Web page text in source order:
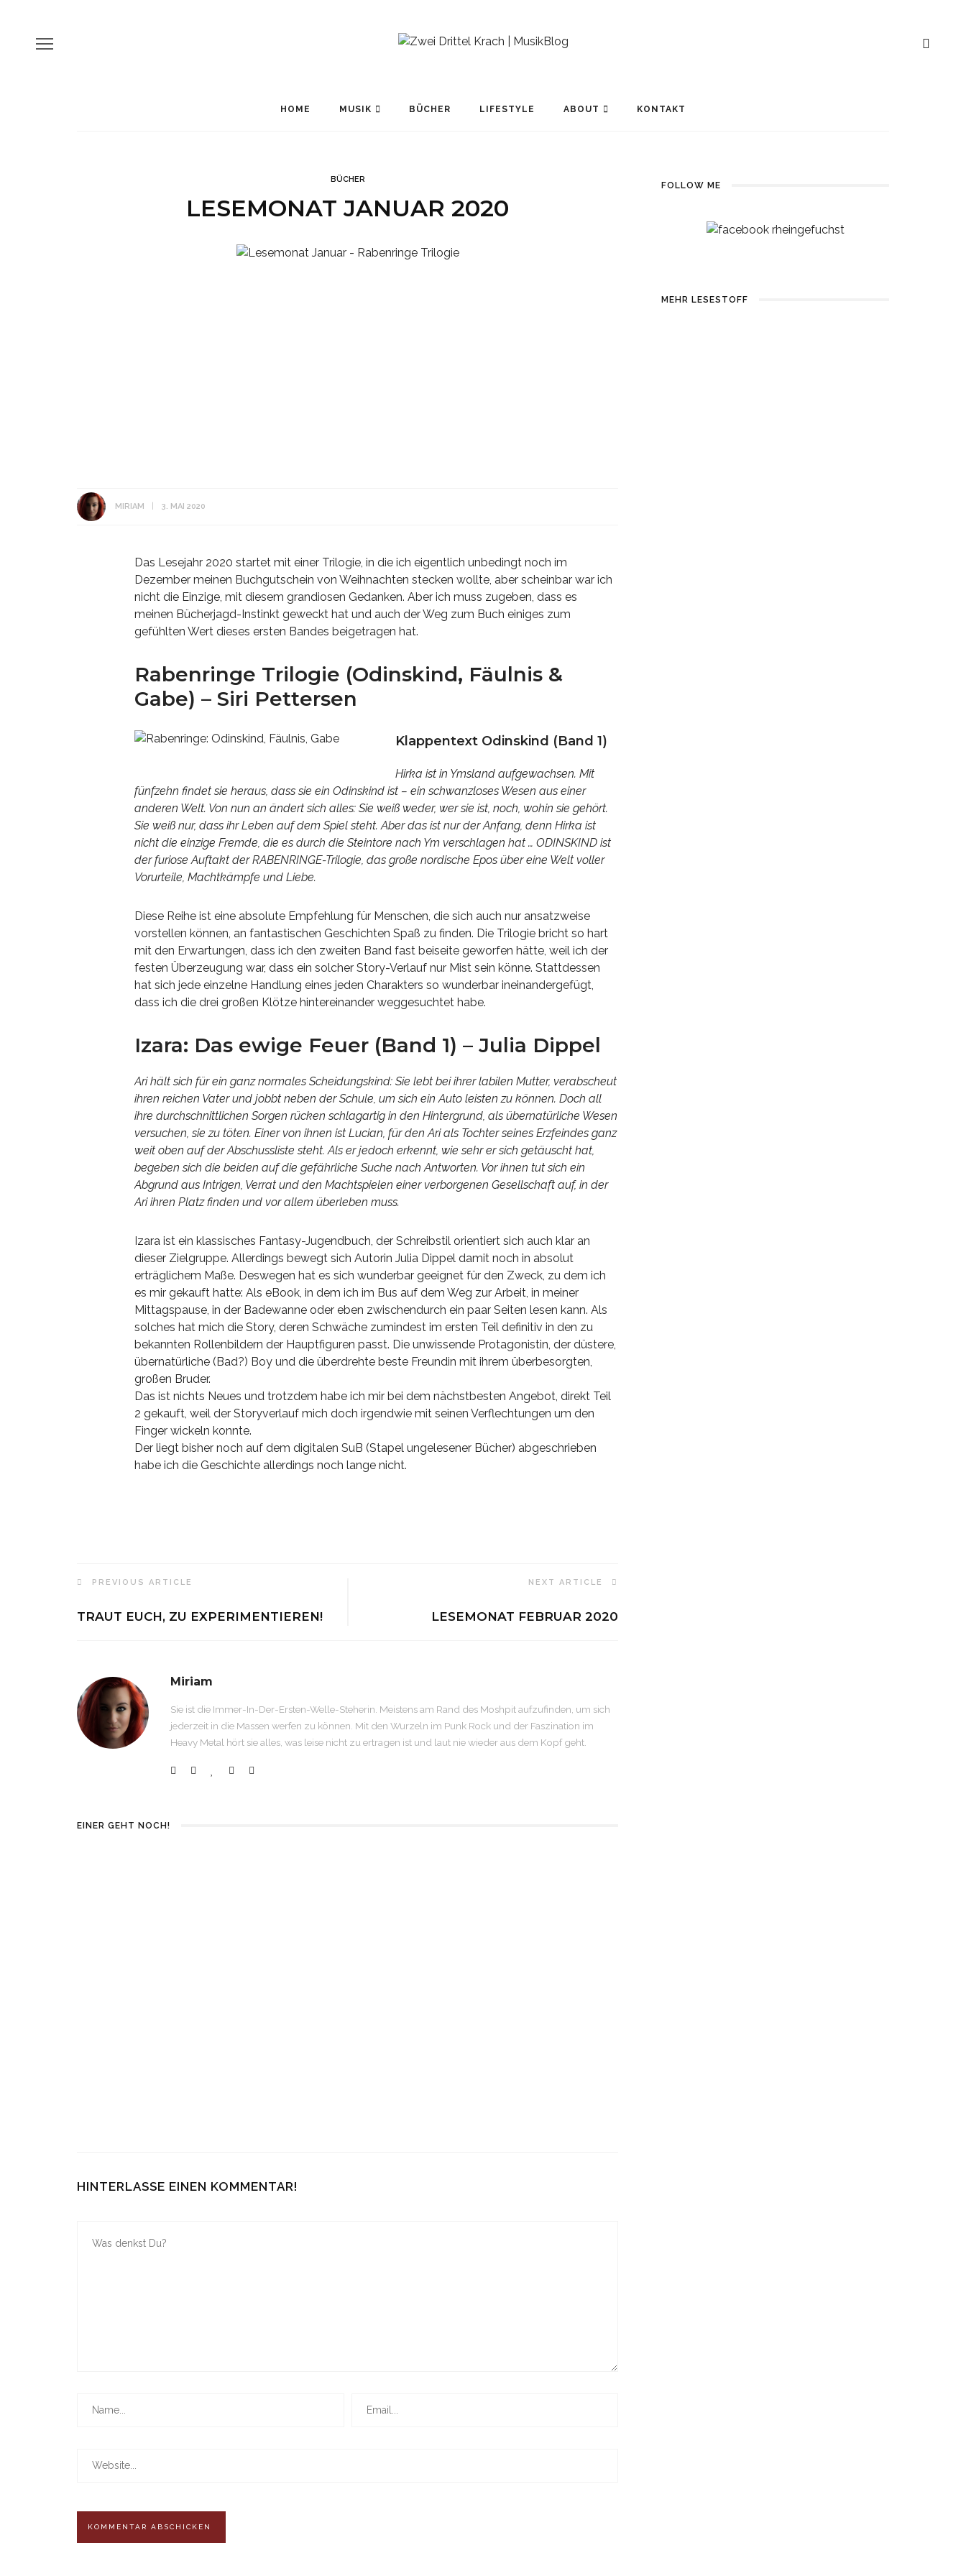
HOME MUSIK BÜCHER LIFESTYLE ABOUT KONTAKT
BÜCHER
LESEMONAT JANUAR 2020
MIRIAM 3. MAI 2020
Das Lesejahr 2020 startet mit einer Trilogie, in die ich eigentlich unbedingt noch im
Dezember meinen Buchgutschein von Weihnachten stecken wollte, aber scheinbar war ich
nicht die Einzige, mit diesem grandiosen Gedanken. Aber ich muss zugeben, dass es
meinen Bücherjagd-Instinkt geweckt hat und auch der Weg zum Buch einiges zum
gefühlten Wert dieses ersten Bandes beigetragen hat.
Rabenringe Trilogie (Odinskind, Fäulnis &
Gabe) – Siri Pettersen
Klappentext Odinskind (Band 1)
Hirka ist in Ymsland aufgewachsen. Mit
fünfzehn findet sie heraus, dass sie ein Odinskind ist – ein schwanzloses Wesen aus einer
anderen Welt. Von nun an ändert sich alles: Sie weiß weder, wer sie ist, noch, wohin sie gehört.
Sie weiß nur, dass ihr Leben auf dem Spiel steht. Aber das ist nur der Anfang, denn Hirka ist
nicht die einzige Fremde, die es durch die Steintore nach Ym verschlagen hat … ODINSKIND ist
der furiose Auftakt der RABENRINGE-Trilogie, das große nordische Epos über eine Welt voller
Vorurteile, Machtkämpfe und Liebe.
Diese Reihe ist eine absolute Empfehlung für Menschen, die sich auch nur ansatzweise
vorstellen können, an fantastischen Geschichten Spaß zu finden. Die Trilogie bricht so hart
mit den Erwartungen, dass ich den zweiten Band fast beiseite geworfen hätte, weil ich der
festen Überzeugung war, dass ein solcher Story-Verlauf nur Mist sein könne. Stattdessen
hat sich jede einzelne Handlung eines jeden Charakters so wunderbar ineinandergefügt,
dass ich die drei großen Klötze hintereinander weggesuchtet habe.
Izara: Das ewige Feuer (Band 1) – Julia Dippel
Ari hält sich für ein ganz normales Scheidungskind: Sie lebt bei ihrer labilen Mutter, verabscheut
ihren reichen Vater und jobbt neben der Schule, um sich ein Auto leisten zu können. Doch all
ihre durchschnittlichen Sorgen rücken schlagartig in den Hintergrund, als übernatürliche Wesen
versuchen, sie zu töten. Einer von ihnen ist Lucian, für den Ari als Tochter seines Erzfeindes ganz
weit oben auf der Abschussliste steht. Als er jedoch erkennt, wie sehr er sich getäuscht hat,
begeben sich die beiden auf die gefährliche Suche nach Antworten. Vor ihnen tut sich ein
Abgrund aus Intrigen, Verrat und den Machtspielen einer verborgenen Gesellschaft auf, in der
Ari ihren Platz finden und vor allem überleben muss.
Izara ist ein klassisches Fantasy-Jugendbuch, der Schreibstil orientiert sich auch klar an
dieser Zielgruppe. Allerdings bewegt sich Autorin Julia Dippel damit noch in absolut
erträglichem Maße. Deswegen hat es sich wunderbar geeignet für den Zweck, zu dem ich
es mir gekauft hatte: Als eBook, in dem ich im Bus auf dem Weg zur Arbeit, in meiner
Mittagspause, in der Badewanne oder eben zwischendurch ein paar Seiten lesen kann. Als
solches hat mich die Story, deren Schwäche zumindest im ersten Teil definitiv in den zu
bekannten Rollenbildern der Hauptfiguren passt. Die unwissende Protagonistin, der düstere,
übernatürliche (Bad?) Boy und die überdrehte beste Freundin mit ihrem überbesorgten,
großen Bruder.
Das ist nichts Neues und trotzdem habe ich mir bei dem nächstbesten Angebot, direkt Teil
2 gekauft, weil der Storyverlauf mich doch irgendwie mit seinen Verflechtungen um den
Finger wickeln konnte.
Der liegt bisher noch auf dem digitalen SuB (Stapel ungelesener Bücher) abgeschrieben
habe ich die Geschichte allerdings noch lange nicht.
PREVIOUS ARTICLE
TRAUT EUCH, ZU EXPERIMENTIEREN!
NEXT ARTICLE
LESEMONAT FEBRUAR 2020
Miriam
Sie ist die Immer-In-Der-Ersten-Welle-Steherin. Meistens am Rand des Moshpit aufzufinden, um sich
jederzeit in die Massen werfen zu können. Mit den Wurzeln im Punk Rock und der Faszination im
Heavy Metal hört sie alles, was leise nicht zu ertragen ist und laut nie wieder aus dem Kopf geht.
EINER GEHT NOCH!
HINTERLASSE EINEN KOMMENTAR!
FOLLOW ME
MEHR LESESTOFF